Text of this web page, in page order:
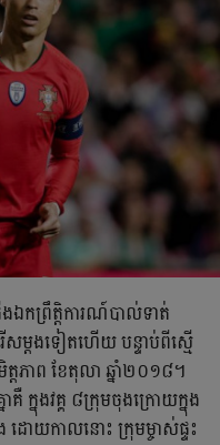
ក​ព្រឹត្តិការណ៍​បាល់ទាត់​
ម្ដង​ទៀត​ហើយ បន្ទាប់​ពី​ស្មើ​
ភាព​ ​ខែ​តុលា ឆ្នាំ​២០១៨។
ា​គឺ ក្នុង​វគ្គ​ ៨​ក្រុម​ចុង​ក្រោយ​ក្នុង​
ដោយ​កាល​នោះ ក្រុម​ម្ចាស់​ផ្ទះ​